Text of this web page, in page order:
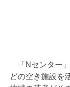
「Nセンター
どの空き施設を